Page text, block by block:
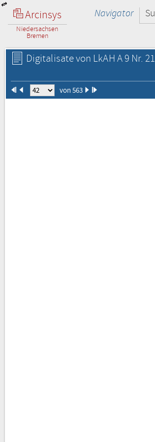
Arcinsys
Niedersachsen
Bremen
Navigator
Digitalisate von LkAH A 9 Nr.
von 563